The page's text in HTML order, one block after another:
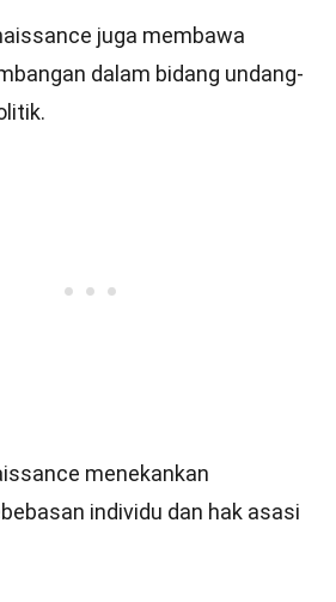
juga membawa
dalam bidang undang-
menekankan
individu dan hak asasi